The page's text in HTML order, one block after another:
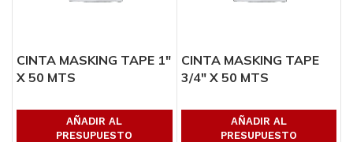
CINTA MASKING TAPE 1″
X 50 MTS
AÑADIR AL
PRESUPUESTO
CINTA MASKING TAPE
3/4″ X 50 MTS
AÑADIR AL
PRESUPUESTO